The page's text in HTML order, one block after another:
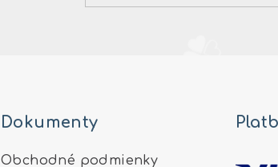
Dokumenty
Obchodné podmienky